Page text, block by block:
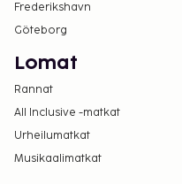
Frederikshavn
Göteborg
Lomat
Rannat
All Inclusive -matkat
Urheilumatkat
Musikaalimatkat